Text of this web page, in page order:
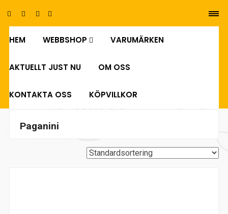
HEM WEBBSHOP VARUMÄRKEN
AKTUELLT JUST NU OM OSS
KONTAKTA OSS KÖPVILLKOR
Paganini